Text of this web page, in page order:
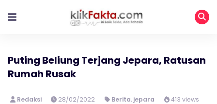
Puting Beliung Terjang Jepara, Ratusan
Rumah Rusak
Redaksi 28/02/2022 Berita, jepara 413 views